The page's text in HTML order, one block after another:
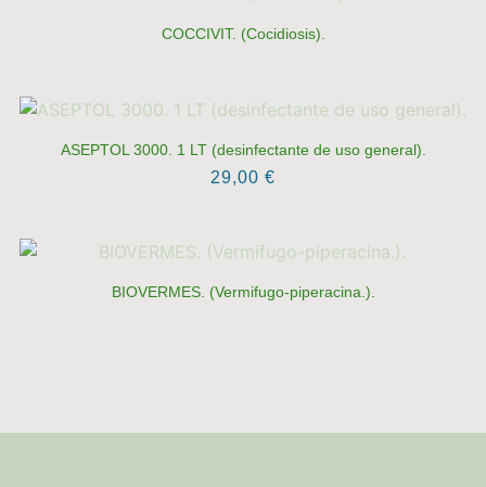
COCCIVIT. (Cocidiosis).
ASEPTOL 3000. 1 LT (desinfectante de uso general).
29,00 €
BIOVERMES. (Vermifugo-piperacina.).